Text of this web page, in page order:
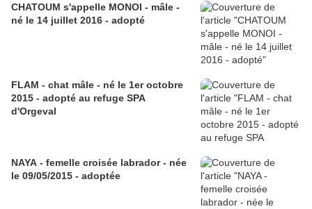
CHATOUM s'appelle MONOI - mâle -
né le 14 juillet 2016 - adopté
FLAM - chat mâle - né le 1er octobre
2015 - adopté au refuge SPA
d'Orgeval
NAYA - femelle croisée labrador - née
le 09/05/2015 - adoptée